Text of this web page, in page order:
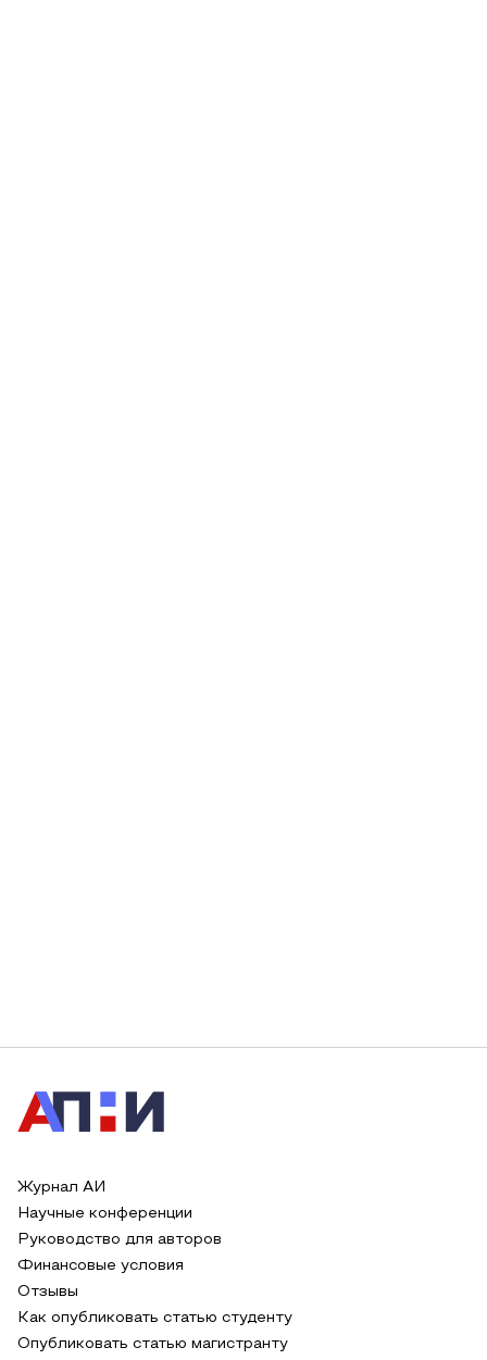
Журнал АИ
Научные конференции
Руководство для авторов
Финансовые условия
Отзывы
Как опубликовать статью студенту
Опубликовать статью магистранту